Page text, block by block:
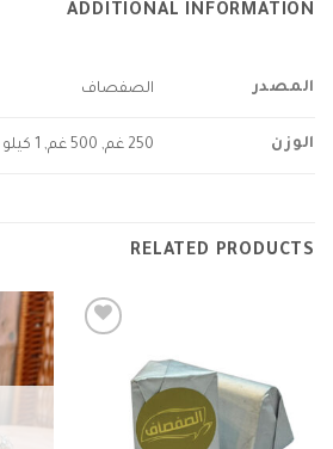
ADDITIONAL INFORMATION
المصدر الصفصاف
الوزن 250 غم, 500 غم, 1 كيلو
RELATED PRODUCTS